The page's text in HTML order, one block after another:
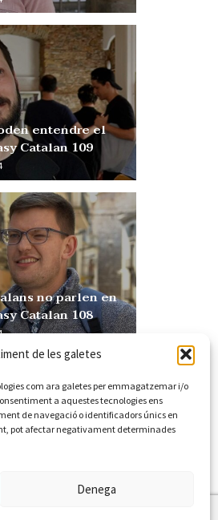
de les galetes
com ara galetes per emmagatzemar i/o
a aquestes tecnologies ens
de navegació o identificadors únics en
pot afectar negativament determinades
Denega
entendre el
Catalan 109
no parlen en
Catalan 108